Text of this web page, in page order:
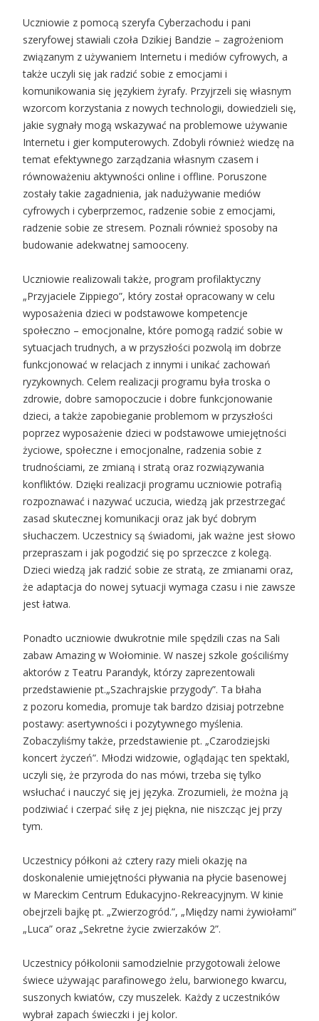
Uczniowie z pomocą szeryfa Cyberzachodu i pani
szeryfowej stawiali czoła Dzikiej Bandzie – zagrożeniom
związanym z używaniem Internetu i mediów cyfrowych, a
także uczyli się jak radzić sobie z emocjami i
komunikowania się językiem żyrafy. Przyjrzeli się własnym
wzorcom korzystania z nowych technologii, dowiedzieli się,
jakie sygnały mogą wskazywać na problemowe używanie
Internetu i gier komputerowych. Zdobyli również wiedzę na
temat efektywnego zarządzania własnym czasem i
równoważeniu aktywności online i offline. Poruszone
zostały takie zagadnienia, jak nadużywanie mediów
cyfrowych i cyberprzemoc, radzenie sobie z emocjami,
radzenie sobie ze stresem. Poznali również sposoby na
budowanie adekwatnej samooceny.
Uczniowie realizowali także, program profilaktyczny
„Przyjaciele Zippiego”, który został opracowany w celu
wyposażenia dzieci w podstawowe kompetencje
społeczno – emocjonalne, które pomogą radzić sobie w
sytuacjach trudnych, a w przyszłości pozwolą im dobrze
funkcjonować w relacjach z innymi i unikać zachowań
ryzykownych. Celem realizacji programu była troska o
zdrowie, dobre samopoczucie i dobre funkcjonowanie
dzieci, a także zapobieganie problemom w przyszłości
poprzez wyposażenie dzieci w podstawowe umiejętności
życiowe, społeczne i emocjonalne, radzenia sobie z
trudnościami, ze zmianą i stratą oraz rozwiązywania
konfliktów. Dzięki realizacji programu uczniowie potrafią
rozpoznawać i nazywać uczucia, wiedzą jak przestrzegać
zasad skutecznej komunikacji oraz jak być dobrym
słuchaczem. Uczestnicy są świadomi, jak ważne jest słowo
przepraszam i jak pogodzić się po sprzeczce z kolegą.
Dzieci wiedzą jak radzić sobie ze stratą, ze zmianami oraz,
że adaptacja do nowej sytuacji wymaga czasu i nie zawsze
jest łatwa.
Ponadto uczniowie dwukrotnie mile spędzili czas na Sali
zabaw Amazing w Wołominie. W naszej szkole gościliśmy
aktorów z Teatru Parandyk, którzy zaprezentowali
przedstawienie pt.„Szachrajskie przygody”. Ta błaha
z pozoru komedia, promuje tak bardzo dzisiaj potrzebne
postawy: asertywności i pozytywnego myślenia.
Zobaczyliśmy także, przedstawienie pt. „Czarodziejski
koncert życzeń”. Młodzi widzowie, oglądając ten spektakl,
uczyli się, że przyroda do nas mówi, trzeba się tylko
wsłuchać i nauczyć się jej języka. Zrozumieli, że można ją
podziwiać i czerpać siłę z jej piękna, nie niszcząc jej przy
tym.
Uczestnicy półkoni aż cztery razy mieli okazję na
doskonalenie umiejętności pływania na płycie basenowej
w Mareckim Centrum Edukacyjno-Rekreacyjnym. W kinie
obejrzeli bajkę pt. „Zwierzogród.”, „Między nami żywiołami”
„Luca” oraz „Sekretne życie zwierzaków 2”.
Uczestnicy półkolonii samodzielnie przygotowali żelowe
świece używając parafinowego żelu, barwionego kwarcu,
suszonych kwiatów, czy muszelek. Każdy z uczestników
wybrał zapach świeczki i jej kolor.